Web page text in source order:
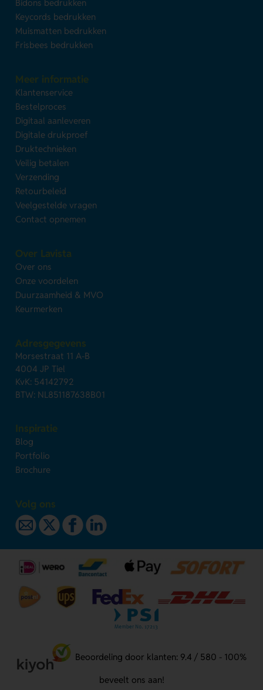
Bidons bedrukken
Keycords bedrukken
Muismatten bedrukken
Frisbees bedrukken
Meer informatie
Klantenservice
Bestelproces
Digitaal aanleveren
Digitale drukproef
Druktechnieken
Veilig betalen
Verzending
Retourbeleid
Veelgestelde vragen
Contact opnemen
Over Lavista
Over ons
Onze voordelen
Duurzaamheid & MVO
Keurmerken
Adresgegevens
Morsestraat 11 A-B
4004 JP Tiel
KvK: 54142792
BTW: NL851187638B01
Inspiratie
Blog
Portfolio
Brochure
Volg ons
Beoordeling door klanten: 9.4 / 580 - 100%
beveelt ons aan!